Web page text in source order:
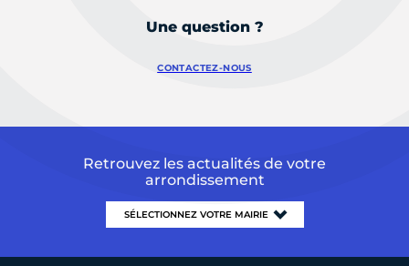
Une question ?
CONTACTEZ-NOUS
Retrouvez les actualités de votre
arrondissement